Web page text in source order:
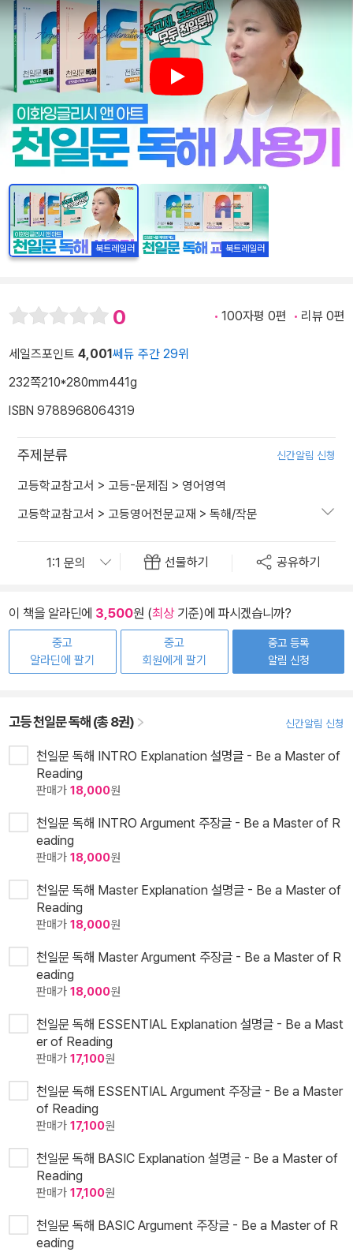
Play
북트레일러 북트레일러
0 100자평 0편 리뷰 0편
세일즈포인트 4,001 쎄듀 주간 29위
232쪽210*280mm441g
ISBN 9788968064319
주제분류 신간알림 신청
고등학교참고서 > 고등-문제집 > 영어영역
고등학교참고서 > 고등영어전문교재 > 독해/작문
선물하기 공유하기
이 책을 알라딘에 3,500원 (최상기준)에 파시겠습니까?
중고
알라딘에 팔기
중고
회원에게 팔기
중고 등록
알림 신청
고등 천일문 독해 (총 8권) 신간알림 신청
천일문 독해 INTRO Explanation 설명글 - Be a Master of
Reading
판매가 18,000원
천일문 독해 INTRO Argument 주장글 - Be a Master of R
eading
판매가 18,000원
천일문 독해 Master Explanation 설명글 - Be a Master of
Reading
판매가 18,000원
천일문 독해 Master Argument 주장글 - Be a Master of R
eading
판매가 18,000원
천일문 독해 ESSENTIAL Explanation 설명글 - Be a Mast
er of Reading
판매가 17,100원
천일문 독해 ESSENTIAL Argument 주장글 - Be a Master
of Reading
판매가 17,100원
천일문 독해 BASIC Explanation 설명글 - Be a Master of
Reading
판매가 17,100원
천일문 독해 BASIC Argument 주장글 - Be a Master of R
eading